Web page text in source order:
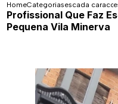
HomeCategoriasescada
Profissional Que Faz
Pequena Vila Minerva